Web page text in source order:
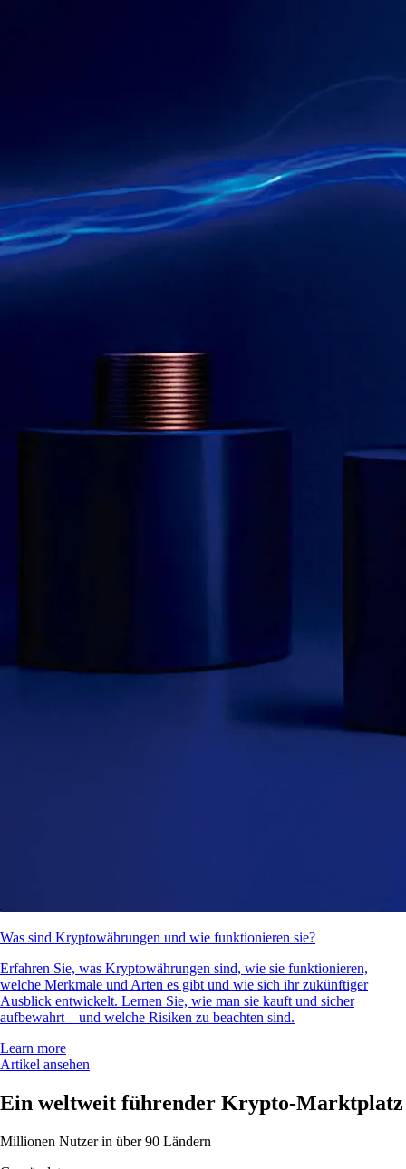
Was sind Kryptowährungen und wie funktionieren sie?
Erfahren Sie, was Kryptowährungen sind, wie sie funktionieren,
welche Merkmale und Arten es gibt und wie sich ihr zukünftiger
Ausblick entwickelt. Lernen Sie, wie man sie kauft und sicher
aufbewahrt – und welche Risiken zu beachten sind.
Learn more
Artikel ansehen
Ein weltweit führender Krypto-Marktplatz
Millionen Nutzer in über 90 Ländern